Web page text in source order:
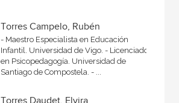
Torres Campelo, Rubén
- Maestro Especialista en Educación
Infantil. Universidad de Vigo. - Licenciado
en Psicopedagogía. Universidad de
Santiago de Compostela. - ...